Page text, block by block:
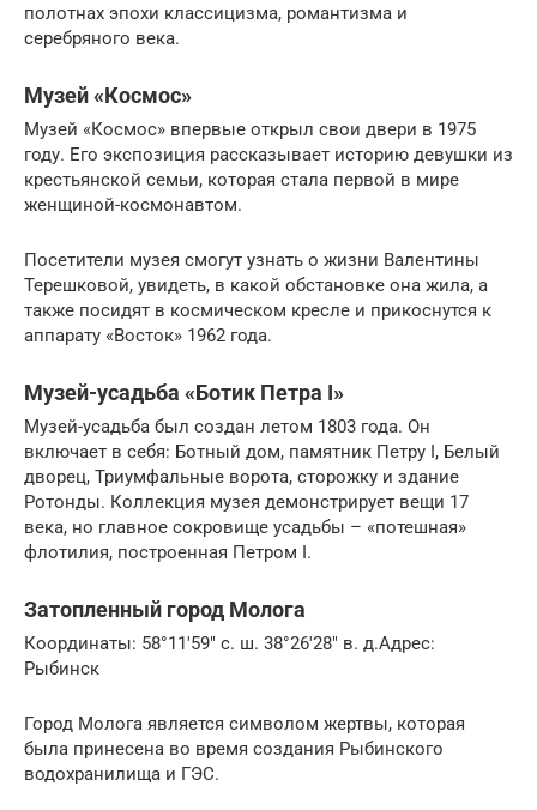
полотнах эпохи классицизма, романтизма и
серебряного века.
Музей «Космос»
Музей «Космос» впервые открыл свои двери в 1975
году. Его экспозиция рассказывает историю девушки из
крестьянской семьи, которая стала первой в мире
женщиной-космонавтом.
Посетители музея смогут узнать о жизни Валентины
Терешковой, увидеть, в какой обстановке она жила, а
также посидят в космическом кресле и прикоснутся к
аппарату «Восток» 1962 года.
Музей-усадьба «Ботик Петра I»
Музей-усадьба был создан летом 1803 года. Он
включает в себя: Ботный дом, памятник Петру I, Белый
дворец, Триумфальные ворота, сторожку и здание
Ротонды. Коллекция музея демонстрирует вещи 17
века, но главное сокровище усадьбы – «потешная»
флотилия, построенная Петром I.
Затопленный город Молога
Координаты: 58°11′59″ с. ш. 38°26′28″ в. д.Адрес:
Рыбинск
Город Молога является символом жертвы, которая
была принесена во время создания Рыбинского
водохранилища и ГЭС.